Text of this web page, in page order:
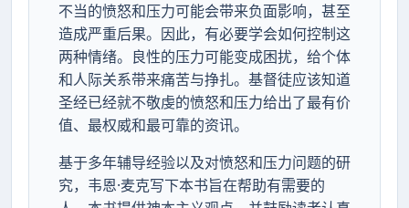
不当的愤怒和压力可能会带来负面影响，甚至
造成严重后果。因此，有必要学会如何控制这
两种情绪。良性的压力可能变成困扰，给个体
和人际关系带来痛苦与挣扎。基督徒应该知道
圣经已经就不敬虔的愤怒和压力给出了最有价
值、最权威和最可靠的资讯。
基于多年辅导经验以及对愤怒和压力问题的研
究，韦恩·麦克写下本书旨在帮助有需要的